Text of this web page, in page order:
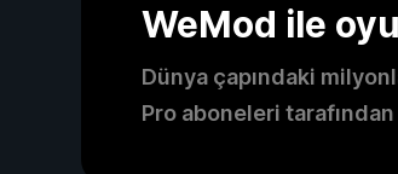
WeMod ile
Dünya çapındaki
Pro aboneleri